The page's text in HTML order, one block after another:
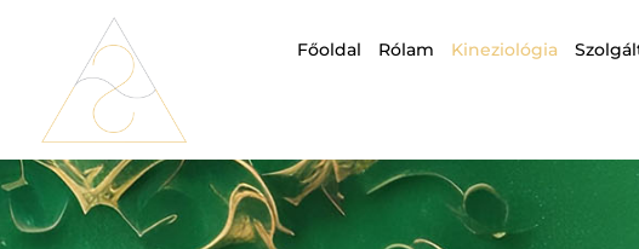
Főoldal Rólam Kineziológia